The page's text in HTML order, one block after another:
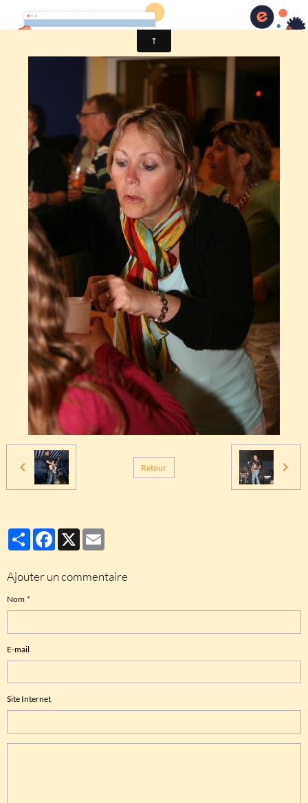
Comité des fêtes de CHEUX
Retour
PartagerFacebook
X
Ajouter un commentaire
Nom
E-mail
Site Internet